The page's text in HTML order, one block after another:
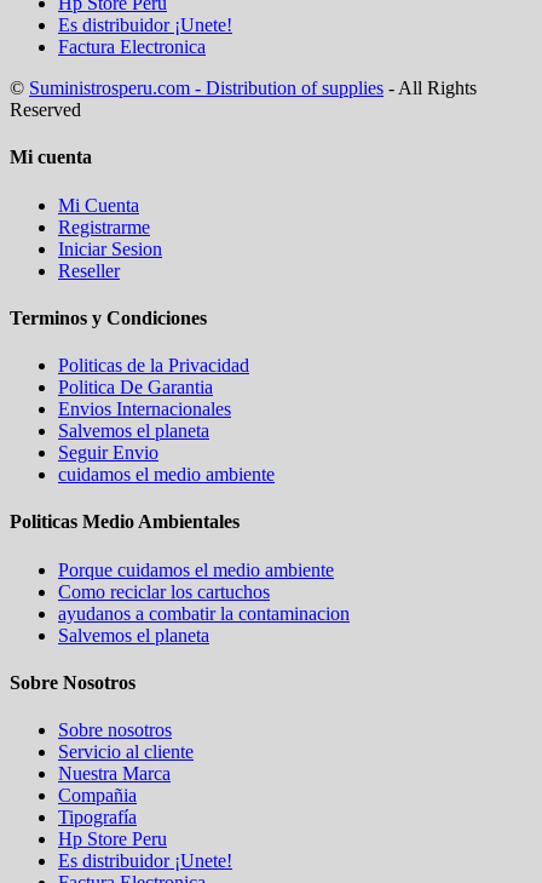
Es distribuidor ¡Unete!
Factura Electronica
© Suministrosperu.com - Distribution of supplies - All Rights
Reserved
Mi cuenta
Mi Cuenta
Registrarme
Iniciar Sesion
Reseller
Terminos y Condiciones
Politicas de la Privacidad
Politica De Garantia
Envios Internacionales
Salvemos el planeta
Seguir Envio
cuidamos el medio ambiente
Politicas Medio Ambientales
Porque cuidamos el medio ambiente
Como reciclar los cartuchos
ayudanos a combatir la contaminacion
Salvemos el planeta
Sobre Nosotros
Sobre nosotros
Servicio al cliente
Nuestra Marca
Compañia
Tipografía
Hp Store Peru
Es distribuidor ¡Unete!